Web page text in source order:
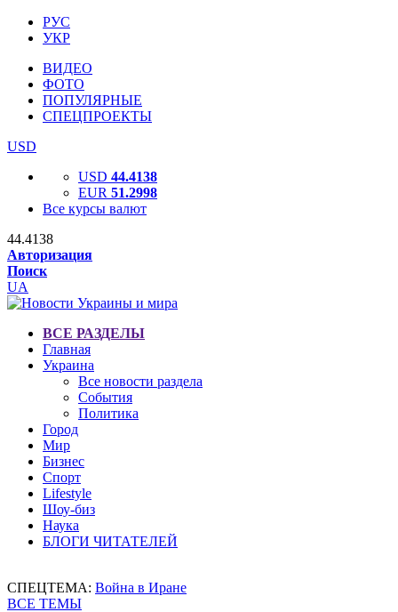
РУС
УКР
ВИДЕО
ФОТО
ПОПУЛЯРНЫЕ
СПЕЦПРОЕКТЫ
USD
USD 44.4138
EUR 51.2998
Все курсы валют
44.4138
Авторизация
Поиск
UA
ВСЕ РАЗДЕЛЫ
Главная
Украина
Все новости раздела
События
Политика
Город
Мир
Бизнес
Спорт
Lifestyle
Шоу-биз
Наука
БЛОГИ ЧИТАТЕЛЕЙ
СПЕЦТЕМА: Война в Иране
ВСЕ ТЕМЫ